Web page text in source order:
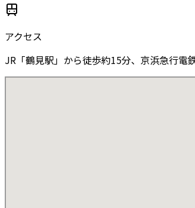
アクセス
JR「鶴見駅」から徒歩約15分、京浜急行